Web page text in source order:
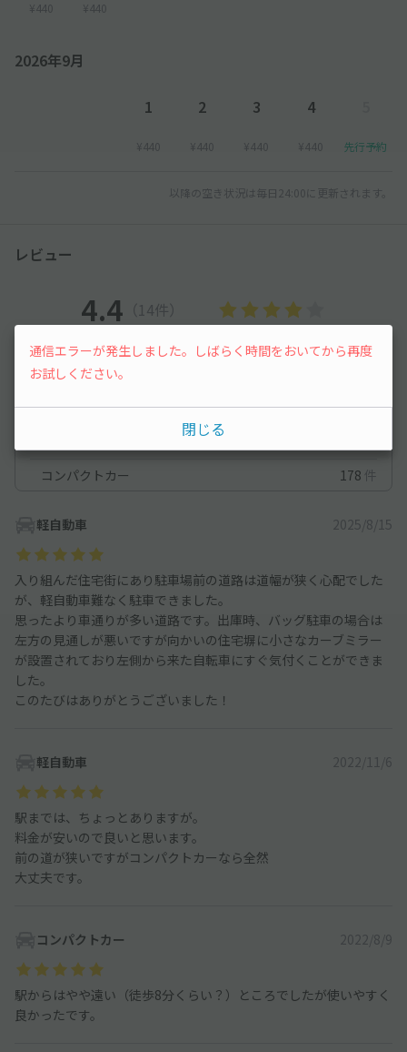
¥440 ¥440
2026年9月
1
¥440
2
¥440
3
¥440
4
¥440 先行予約
以降の空き状況は毎日24:00に更新されます。
レビュー
4.4 （14件）
満足度 4.4 立地
4.5
停めやすさ
車種ごとの利用実績
コンパクトカー
178 件
軽自動車 2025/8/15
入り組んだ住宅街にあり駐車場前の道路は道幅が狭く心配でした
が、軽自動車難なく駐車できました。
思ったより車通りが多い道路です。出庫時、バッグ駐車の場合は
左方の見通しが悪いですが向かいの住宅塀に小さなカーブミラー
が設置されており左側から来た自転車にすぐ気付くことができま
した。
このたびはありがとうございました！
軽自動車 2022/11/6
駅までは、ちょっとありますが。
料金が安いので良いと思います。
前の道が狭いですがコンパクトカーなら全然
大丈夫です。
コンパクトカー 2022/8/9
駅からはやや遠い（徒歩8分くらい？）ところでしたが使いやすく
良かったです。
通信エラーが発生しました。しばらく時間をおいてから再度
お試しください。
閉じる